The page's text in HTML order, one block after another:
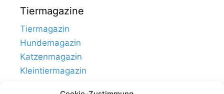
Tiermagazine
Tiermagazin
Hundemagazin
Katzenmagazin
Kleintiermagazin